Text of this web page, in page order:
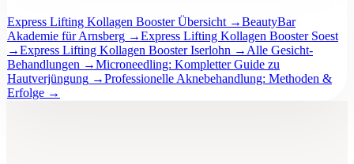
Express Lifting Kollagen Booster Übersicht →BeautyBar
Akademie für Arnsberg →Express Lifting Kollagen Booster Soest
→Express Lifting Kollagen Booster Iserlohn → Alle Gesicht-
Behandlungen →Microneedling: Kompletter Guide zu
Hautverjüngung →Professionelle Aknebehandlung: Methoden &
Erfolge →